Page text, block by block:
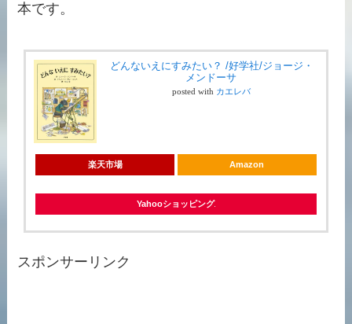
本です。
どんないえにすみたい？ /好学社/ジョージ・
メンドーサ
posted with カエレバ
楽天市場 Amazon
Yahooショッピング
スポンサーリンク